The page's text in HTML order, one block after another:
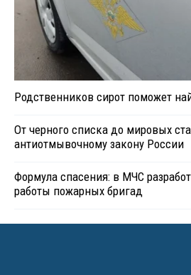
Родственников сирот поможет
От черного списка до мировых
антиотмывочному закону России
Формула спасения: в МЧС
работы пожарных бригад